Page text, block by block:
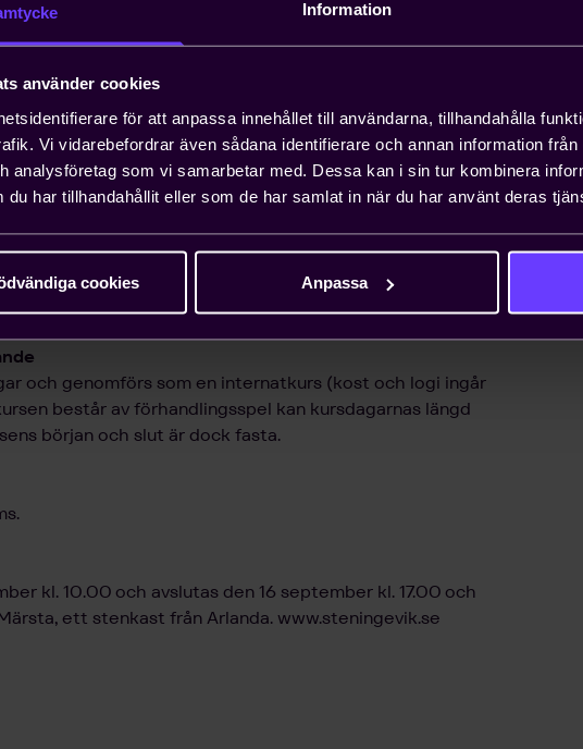
Information
använder cookies
för att anpassa innehållet till användarna, tillhandahålla
Vi vidarebefordrar även sådana identifierare och annan information
analysföretag som vi samarbetar med. Dessa kan i sin tur kombinera
du har tillhandahållit eller som de har samlat in när du har använt deras
cookies Anpassa
och preskriptionsfrister
av betydelse för förhandlingen
kommer i kontakt med fackliga förhandlingar från ett
personalchefer, HR-specialister, produktionschefer
att deltagarna har goda kunskaper i arbetsrättslig
och genomförs som en internatkurs (kost och logi ingår
består av förhandlingsspel kan kursdagarnas längd
början och slut är dock fasta.
kl. 10.00 och avslutas den 16 september kl. 17.00 och
ett stenkast från Arlanda.www.steningevik.se